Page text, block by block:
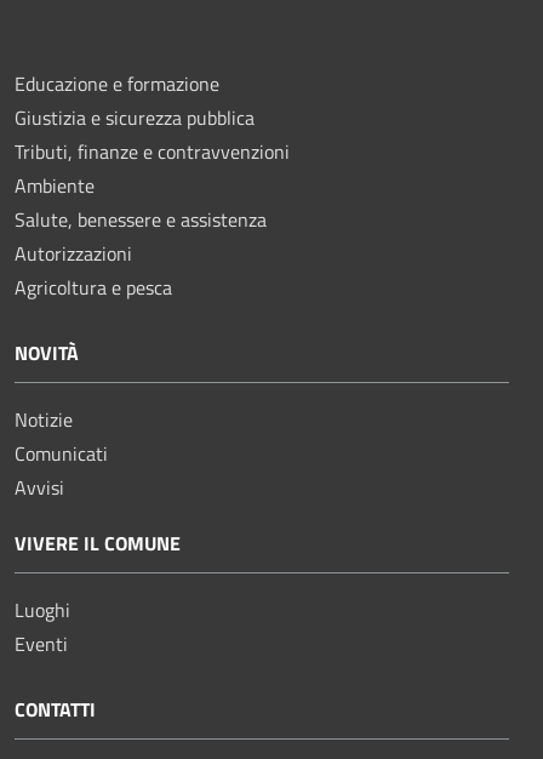
Educazione e formazione
Giustizia e sicurezza pubblica
Tributi, finanze e contravvenzioni
Ambiente
Salute, benessere e assistenza
Autorizzazioni
Agricoltura e pesca
NOVITÀ
Notizie
Comunicati
Avvisi
VIVERE IL COMUNE
Luoghi
Eventi
CONTATTI